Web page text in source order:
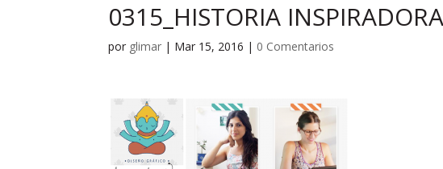
0315_HISTORIA
por glimar | Mar 15, 2016 | 0 Comentarios